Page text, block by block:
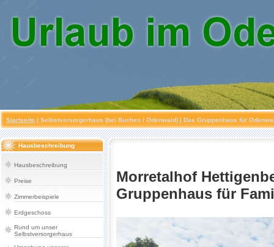
Startseite | Selbstversorgerhaus (bei Buchen / Odenwald) | Das Gruppenhaus für
Hausbeschreibung
Hausbeschreibung
Preise
Zimmerbeispiele
Erdgeschoss
Rund um unser
Selbstversorgerhaus
Morretalhof
Gruppenhaus für